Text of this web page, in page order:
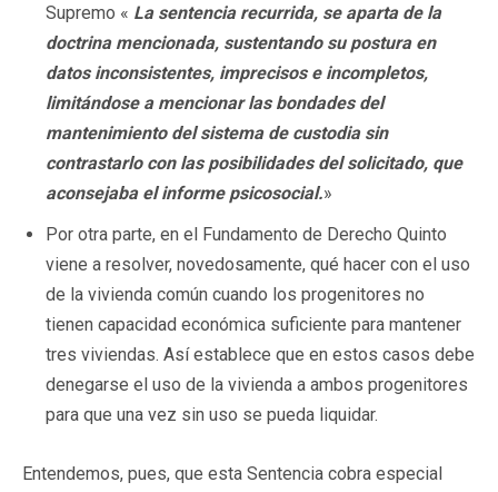
Supremo « La sentencia recurrida, se aparta de la
doctrina mencionada, sustentando su postura en
datos inconsistentes, imprecisos e incompletos,
limitándose a mencionar las bondades del
mantenimiento del sistema de custodia sin
contrastarlo con las posibilidades del solicitado, que
aconsejaba el informe psicosocial.»
Por otra parte, en el Fundamento de Derecho Quinto
viene a resolver, novedosamente, qué hacer con el uso
de la vivienda común cuando los progenitores no
tienen capacidad económica suficiente para mantener
tres viviendas. Así establece que en estos casos debe
denegarse el uso de la vivienda a ambos progenitores
para que una vez sin uso se pueda liquidar.
Entendemos, pues, que esta Sentencia cobra especial